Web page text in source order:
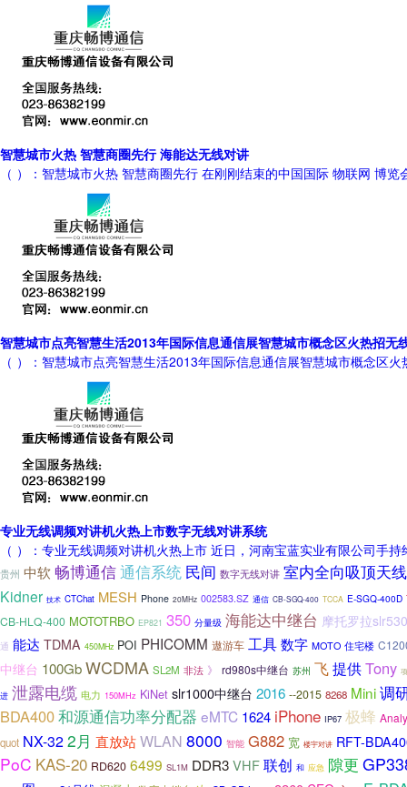
智慧城市火热 智慧商圈先行 海能达无线对讲
（ ）：智慧城市火热 智慧商圈先行 在刚刚结束的中国国际 物联网 博
智慧城市点亮智慧生活2013年国际信息通信展智慧城市概念区火热招无
（ ）：智慧城市点亮智慧生活2013年国际信息通信展智慧城市概念区
专业无线调频对讲机火热上市数字无线对讲系统
（ ）：专业无线调频对讲机火热上市 近日，河南宝蓝实业有限公司手
贵州 中软畅博通信通信系统 民间 数字无线对讲 室内全向吸顶天线
Kidner 技术 CTChat MESH Phone 20MHz 002583.SZ 通信 CB-SGQ-400 TCCA E-SGQ-400D
CB-HLQ-400 MOTOTRBO EP821 350 分量级 海能达中继台 摩托罗拉
通 能达 TDMA 450MHz POI PHICOMM 遨游车 工具数字 MOTO 住宅楼
中继台 100GbWCDMA SL2M 非法 》 rd980s中继台 苏州 飞提供Tony
进 泄露电缆 电力 150MHz KiNet slr1000中继台 2016 --2015 8268 Mini调
BDA400和源通信功率分配器 eMTC 1624 iPhone IP67 极蜂
quot NX-322月 直放站WLAN 8000 智能 G882 宽 楼宇对讲 RFT-
PoC KAS-20 RD620 6499 SL1M DDR3VHF联创 和 应急 隙更